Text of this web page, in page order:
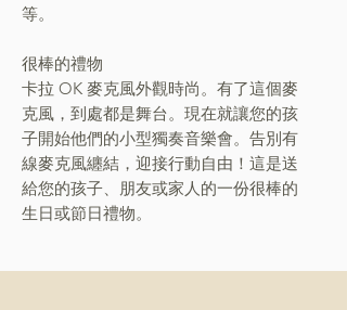
等。
很棒的禮物
卡拉 OK 麥克風外觀時尚。有了這個麥
克風 ， 到處都是舞台。現在就讓您的孩
子開始他們的小型獨奏音樂會。告別有
線麥克風纏結，迎接行動自由！這是送
給您的孩子
朋友或家人的一份很棒的
生日或節日禮物。